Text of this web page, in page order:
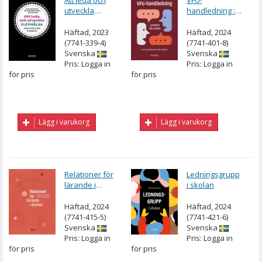
utveckla
med EHM som
exempel
Häftad, 2023
(7741-339-4)
Svenska
Pris: Logga in
för pris
Lägg i varukorg
handledning :
lärare
Häftad, 2024
(7741-401-8)
Svenska
Pris: Logga in
för pris
Lägg i varukorg
Relationer för
lärande i
Häftad, 2024
(7741-415-5)
Svenska
Pris: Logga in
för pris
Ledningsgrupp
i skolan
Häftad, 2024
(7741-421-6)
Svenska
Pris: Logga in
för pris